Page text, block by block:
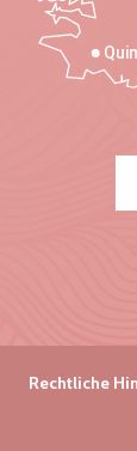
Rechtliche